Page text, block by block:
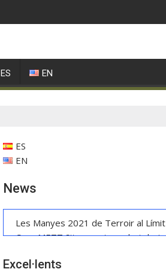
ES EN
ES
EN
News
Les Manyes 2021 de Terroir al Límit
Casa METT Sitges estrena hoteleria
La UE reconeix la IGP Pernil Cerretà
Excel·lents